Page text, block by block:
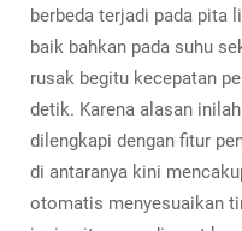
berbeda terjadi pada pita
baik bahkan pada suhu
rusak begitu kecepatan
detik. Karena alasan
dilengkapi dengan fitur
di antaranya kini
otomatis menyesuaikan